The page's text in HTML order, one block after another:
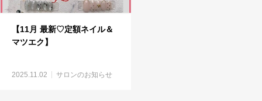
【11月 最新♡定額ネイル＆
マツエク】
2025.11.02 サロンのお知らせ